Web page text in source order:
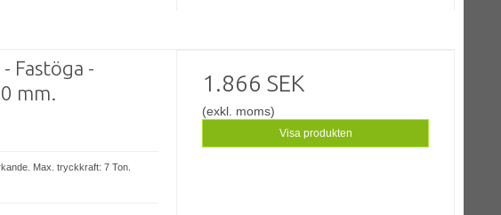
Fastöga -
mm.
Max. tryckkraft: 7 Ton.
1.866 SEK
(exkl. moms)
Visa produkten